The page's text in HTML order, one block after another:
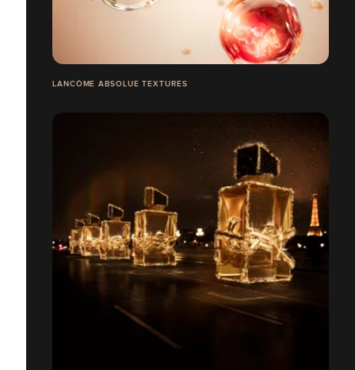
LANCÔME ABSOLUE TEXTURES